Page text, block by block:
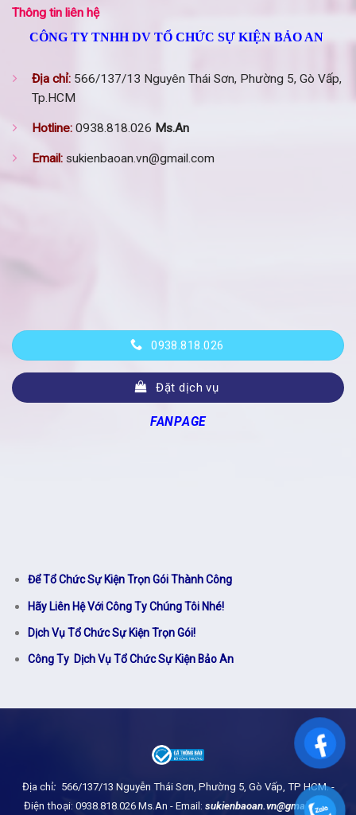
Thông tin liên hệ
CÔNG TY TNHH DV TỔ CHỨC SỰ KIỆN BẢO AN
Địa chỉ: 566/137/13 Nguyên Thái Sơn, Phường 5, Gò Vấp,
Tp.HCM
Hotline: 0938.818.026 Ms.An
Email: sukienbaoan.vn@gmail.com
0938.818.026
Đặt dịch vụ
FANPAGE
Để Tổ Chức Sự Kiện Trọn Gói Thành Công
Hãy Liên Hệ Với Công Ty Chúng Tôi Nhé!
Dịch Vụ Tổ Chức Sự Kiện Trọn Gói!
Công Ty Dịch Vụ Tổ Chức Sự Kiện Bảo An
Địa chỉ: 566/137/13 Nguyễn Thái Sơn, Phường 5, Gò Vấp, TP HCM. -
Điện thoại: 0938.818.026 Ms.An - Email: sukienbaoan.vn@gmail.com